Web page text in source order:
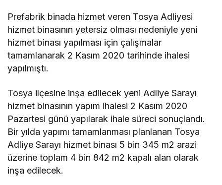
Prefabrik binada hizmet veren Tosya Adliyesi
hizmet binasının yetersiz olması nedeniyle yeni
hizmet binası yapılması için çalışmalar
tamamlanarak 2 Kasım 2020 tarihinde ihalesi
yapılmıştı.
Tosya ilçesine inşa edilecek yeni Adliye Sarayı
hizmet binasının yapım ihalesi 2 Kasım 2020
Pazartesi günü yapılarak ihale süreci sonuçlandı.
Bir yılda yapımı tamamlanması planlanan Tosya
Adliye Sarayı hizmet binası 5 bin 345 m2 arazi
üzerine toplam 4 bin 842 m2 kapalı alan olarak
inşa edilecek.